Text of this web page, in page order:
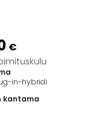
€
in-hybridi
kantama